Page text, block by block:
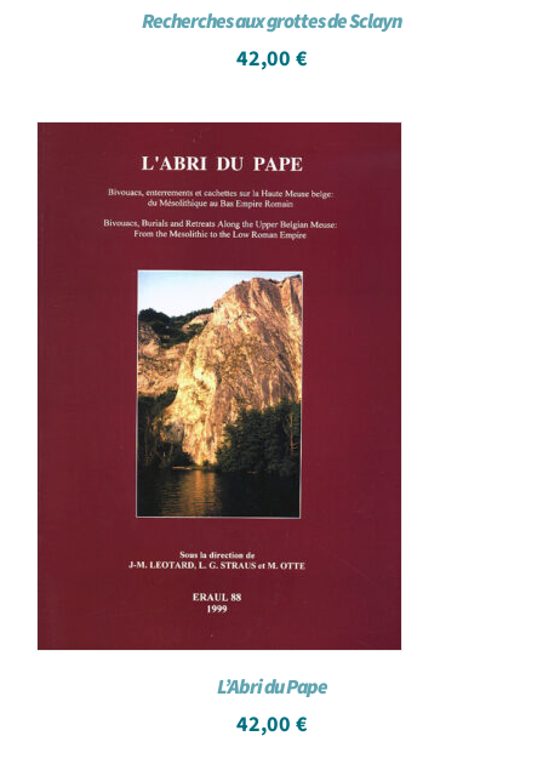
Recherches aux grottes de Sclayn
42,00 €
L’Abri du Pape
42,00 €